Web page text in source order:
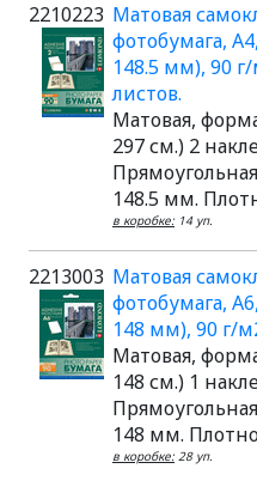
2210223 Матовая
фотобумага,
148.5 мм), 90
листов.
Матовая,
297 см.) 2
148.5 мм.
в коробке: 14 уп.
2213003 Матовая
фотобумага,
148 мм), 90 г/
Матовая,
148 см.) 1
148 мм.
в коробке: 28 уп.